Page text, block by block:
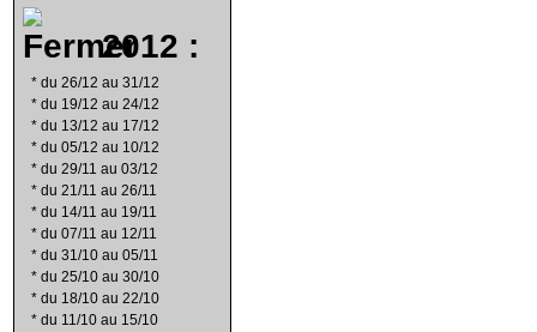
2012 :
* du 26/12 au 31/12
* du 19/12 au 24/12
* du 13/12 au 17/12
* du 05/12 au 10/12
* du 29/11 au 03/12
* du 21/11 au 26/11
* du 14/11 au 19/11
* du 07/11 au 12/11
* du 31/10 au 05/11
* du 25/10 au 30/10
* du 18/10 au 22/10
* du 11/10 au 15/10